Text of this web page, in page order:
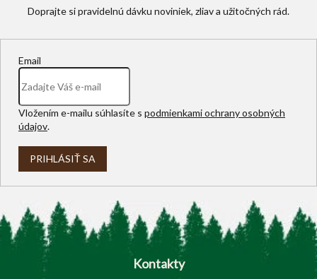
Email
Vložením e-mailu súhlasíte s podmienkami ochrany osobných
údajov.
PRIHLÁSIŤ SA
Z
Kontakty